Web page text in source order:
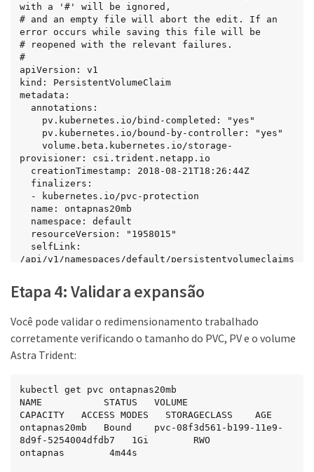
with a '#' will be ignored,
# and an empty file will abort the edit. If an
error occurs while saving this file will be
# reopened with the relevant failures.
#
apiVersion: v1
kind: PersistentVolumeClaim
metadata:
provisioner: csi.trident.netapp.io
/api/v1/namespaces/default/persistentvolumeclaims
spec:
  - ReadWriteOnce
  resources:
      storage: 1Gi
Etapa 4: Validar a expansão
Você pode validar o redimensionamento trabalhado
corretamente verificando o tamanho do PVC, PV e o volume
Astra Trident:
kubectl get pvc ontapnas20mb
NAME           STATUS   VOLUME
CAPACITY   ACCESS MODES   STORAGECLASS    AGE
ontapnas20mb   Bound    pvc-08f3d561-b199-11e9-
8d9f-5254004dfdb7   1Gi        RWO
ontapnas        4m44s